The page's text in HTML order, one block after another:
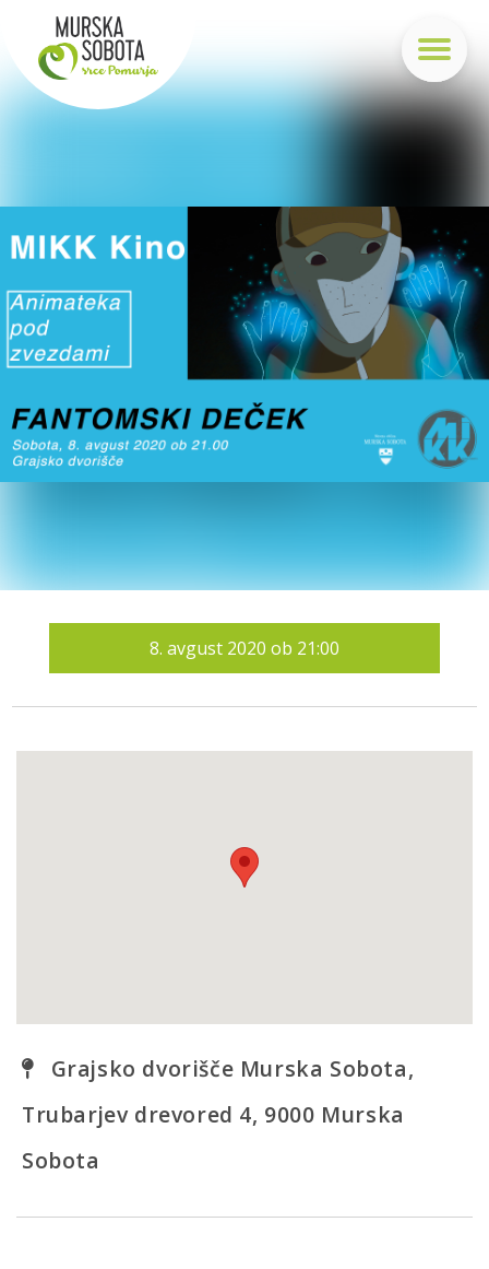
8. avgust 2020 ob 21:00
Grajsko dvorišče Murska Sobota,
Trubarjev drevored 4, 9000 Murska
Sobota